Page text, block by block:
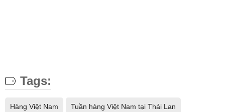
Tags:
Hàng Việt Nam Tuần hàng Việt Nam tại Thái Lan